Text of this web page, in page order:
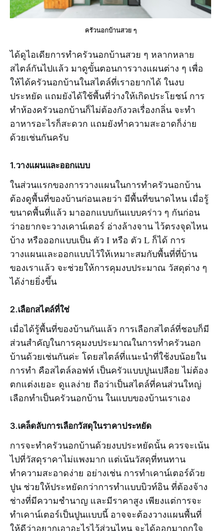
ครัวนอกบ้านสวย ๆ
ได้ดูไอเดียการทำครัวนอกบ้านสวย ๆ หลากหลาย
สไตล์กันไปแล้ว มาดูขั้นตอนการวางแผนต่าง ๆ เพื่อ
ให้ได้ครัวนอกบ้านในสไตล์ที่เราอยากได้ ในงบ
ประหยัด แถมยังได้ใช้พื้นที่ว่างให้เกิดประโยชน์ การ
ทำห้องครัวนอกบ้านก็ไม่ต้องกังวลเรื่องกลิ่น จะทำ
อาหารอะไรก็สะดวก แถมยังทำความสะอาดก็ง่าย
ด้วยเช่นกันครับ
1.วางแผนและออกแบบ
ในส่วนแรกของการวางแผนในการทำครัวนอกบ้าน
ต้องดูพื้นที่ของบ้านก่อนเลยว่า มีพื้นที่ขนาดไหน เมื่อรู้
ขนาดพื้นที่แล้ว มาออกแบบกันแบบคร่าว ๆ กันก่อน
ว่าอยากจะวางเคาน์เตอร์ อ่างล้างจาน ไว้ตรงจุดไหน
บ้าง หรือออกแบบเป็น ตัว I หรือ ตัว L ก็ได้ การ
วางแผนและออกแบบไว้ให้เหมาะสมกับพื้นที่ที่บ้าน
ของเราแล้ว จะช่วยให้การคุมงบประมาณ วัสดุต่าง ๆ
ได้ง่ายยิ่งขึ้น
2.เลือกสไตล์ที่ใช่
เมื่อได้รู้พื้นที่ของบ้านกันแล้ว การเลือกสไตล์ที่ชอบก็มี
ส่วนสำคัญในการคุมงบประมาณในการทำครัวนอก
บ้านด้วยเช่นกันค่ะ โดยสไตล์ที่แนะนำที่ใช้งบน้อยใน
การทำ คือสไตล์ลอฟท์ เป็นครัวแบบปูนเปลือย ไม่ต้อง
ตกแต่งเยอะ ดูแลง่าย ถือว่าเป็นสไตล์ที่คนส่วนใหญ่
เลือกทำเป็นครัวนอกบ้าน ในแบบของบ้านเราเอง
3.เคล็ดลับการเลือกวัสดุในราคาประหยัด
การจะทำครัวนอกบ้านด้วยงบประหยัดนั้น ควรจะเน้น
ไปที่วัสดุราคาไม่แพงมาก แต่เน้นวัสดุที่ทนทาน
ทำความสะอาดง่าย อย่างเช่น การทำเคาน์เตอร์ด้วย
ปูน ช่วยให้ประหยัดกว่าการทำแบบบิวท์อิน ที่ต้องจ้าง
ช่างที่มีความชำนาญ และมีราคาสูง เพียงแต่การจะ
ทำเคาน์เตอร์เป็นปูนแบบนี้ อาจจะต้องวางแผนพื้นที่
ให้ดีว่าอยากเอาอะไรไว้ส่วนไหน จะได้ออกมาถูกใจ